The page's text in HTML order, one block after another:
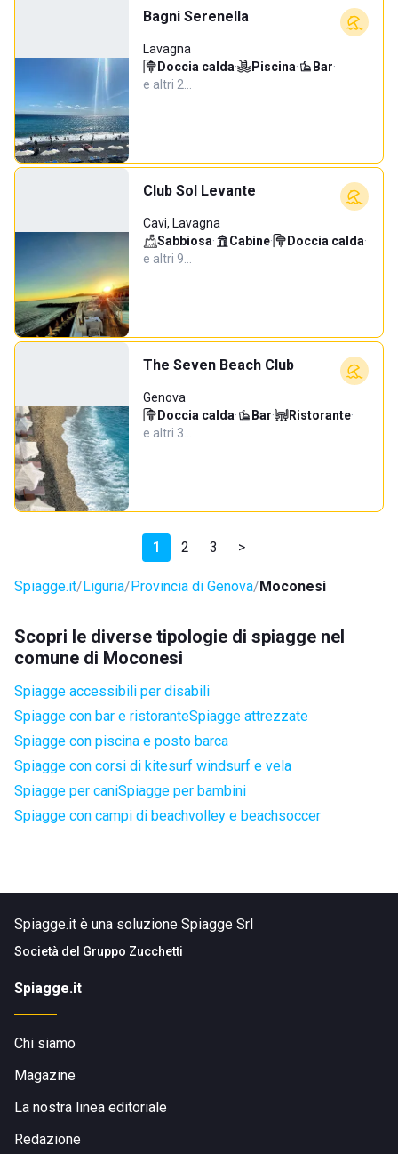
Bagni Serenella
Lavagna
Doccia calda· Piscina· Bar·
e altri 2…
Club Sol Levante
Cavi, Lavagna
Sabbiosa· Cabine· Doccia calda·
e altri 9…
The Seven Beach Club
Genova
Doccia calda· Bar· Ristorante·
e altri 3…
1 2 3 >
Spiagge.it Liguria Provincia di Genova Moconesi
Scopri le diverse tipologie di spiagge nel
comune di Moconesi
Spiagge accessibili per disabili
Spiagge con bar e ristoranteSpiagge attrezzate
Spiagge con piscina e posto barca
Spiagge con corsi di kitesurf windsurf e vela
Spiagge per caniSpiagge per bambini
Spiagge con campi di beachvolley e beachsoccer
Spiagge.it è una soluzione Spiagge Srl
Società del Gruppo Zucchetti
Spiagge.it
Chi siamo
Magazine
La nostra linea editoriale
Redazione